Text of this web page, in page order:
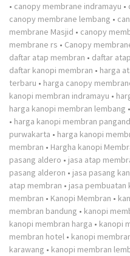
• canopy membrane indramayu •
canopy membrane lembang •
membrane Masjid • canopy
membrane rs • Canopy
daftar atap membran • daftar
daftar kanopi membran • harga
terbaru • harga canopy
kanopi membran indramayu •
harga kanopi membran lembang •
• harga kanopi membran
purwakarta • harga kanopi
membran • Hargha kanopi
pasang aldero • jasa atap
pasang alderon • jasa pasang
atap membran • jasa pembuatan
membran • Kanopi Membran •
membran bandung • kanopi
kanopi membran harga • kanopi
membran hotel • kanopi
karawang • kanopi membran